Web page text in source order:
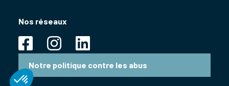
Nos réseaux
Notre politique contre les abus